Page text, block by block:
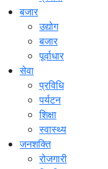
बजार
उद्योग
बजार
पूर्वाधार
सेवा
प्रविधि
पर्यटन
शिक्षा
स्वास्थ्य
जनशक्ति
रोजगारी